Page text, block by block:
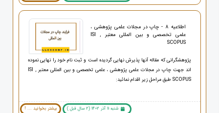
اطلاعیه 8 - چاپ در مجلات علمی پژوهشی ،
علمی تخصصی و بین المللی معتبر ISI ,
SCOPUS
پژوهشگرانی که مقاله آنها پذیرش نهایی گردیده است و ثبت نام خود را نهایی نموده
اند جهت چاپ در مجلات علمی پژوهشی ، علمی تخصصی و بین المللی معتبر ISI ,
SCOPUS طبق مراحل زیر اقدام نمائید:
شنبه 11 آذر 1402 (2 سال قبل ) بیشتر بخوانید ... !